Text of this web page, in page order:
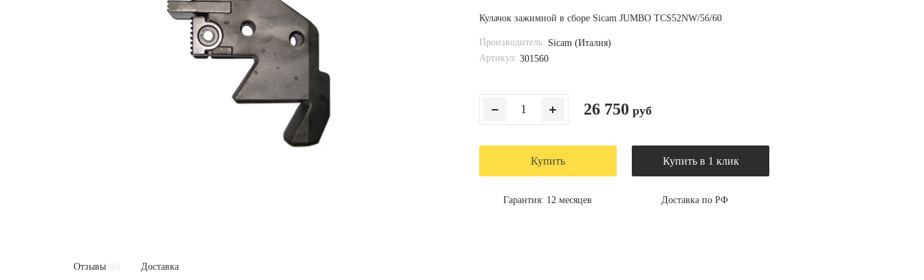
Кулачок зажимной в сборе Sicam JUMBO TCS52NW/56/60
Производитель: Sicam (Италия)
Артикул: 301560
26 750 руб
Купить Купить в 1 клик
Гарантия: 12 месяцев Доставка по РФ
Отзывы (0) Доставка